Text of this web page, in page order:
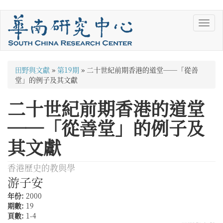
您
在
這
裡
田野與文獻 » 第19期 » 二十世紀前期香港的道堂──「從善
堂」的例子及其文獻
二十世紀前期香港的道堂
──「從善堂」的例子及
其文獻
香港歷史的教與學
游子安
年份: 2000
期數: 19
頁數: 1-4